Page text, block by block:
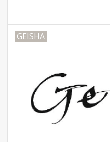
GEISHA